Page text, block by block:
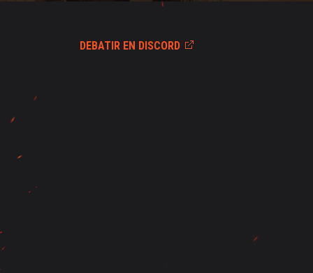
DEBATIR EN DISCORD